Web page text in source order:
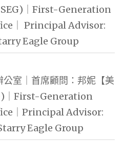
(SEG)｜First-Generation
｜ Principal Advisor:
Eagle Group
室｜首席顧問：邦妮【美
｜First-Generation
｜Principal Advisor:
Eagle Group